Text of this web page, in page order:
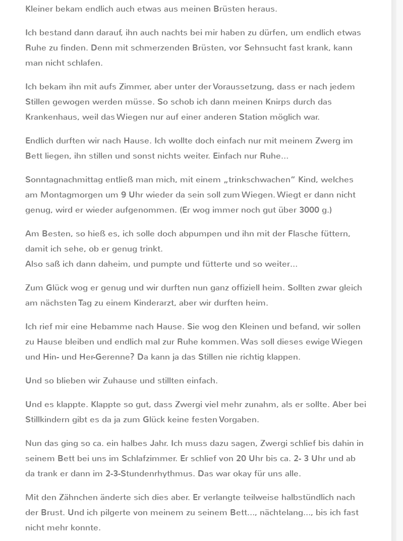
Kleiner bekam endlich auch etwas aus meinen Brüsten heraus.
Ich bestand dann darauf, ihn auch nachts bei mir haben zu dürfen, um endlich etwas
Ruhe zu finden. Denn mit schmerzenden Brüsten, vor Sehnsucht fast krank, kann
man nicht schlafen.
Ich bekam ihn mit aufs Zimmer, aber unter der Voraussetzung, dass er nach jedem
Stillen gewogen werden müsse. So schob ich dann meinen Knirps durch das
Krankenhaus, weil das Wiegen nur auf einer anderen Station möglich war.
Endlich durften wir nach Hause. Ich wollte doch einfach nur mit meinem Zwerg im
Bett liegen, ihn stillen und sonst nichts weiter. Einfach nur Ruhe…
Sonntagnachmittag entließ man mich, mit einem „trinkschwachen“ Kind, welches
am Montagmorgen um 9 Uhr wieder da sein soll zum Wiegen. Wiegt er dann nicht
genug, wird er wieder aufgenommen. (Er wog immer noch gut über 3000 g.)
Am Besten, so hieß es, ich solle doch abpumpen und ihn mit der Flasche füttern,
damit ich sehe, ob er genug trinkt.
Also saß ich dann daheim, und pumpte und fütterte und so weiter…
Zum Glück wog er genug und wir durften nun ganz offiziell heim. Sollten zwar gleich
am nächsten Tag zu einem Kinderarzt, aber wir durften heim.
Ich rief mir eine Hebamme nach Hause. Sie wog den Kleinen und befand, wir sollen
zu Hause bleiben und endlich mal zur Ruhe kommen. Was soll dieses ewige Wiegen
und Hin- und Her-Gerenne? Da kann ja das Stillen nie richtig klappen.
Und so blieben wir Zuhause und stillten einfach.
Und es klappte. Klappte so gut, dass Zwergi viel mehr zunahm, als er sollte. Aber bei
Stillkindern gibt es da ja zum Glück keine festen Vorgaben.
Nun das ging so ca. ein halbes Jahr. Ich muss dazu sagen, Zwergi schlief bis dahin in
seinem Bett bei uns im Schlafzimmer. Er schlief von 20 Uhr bis ca. 2- 3 Uhr und ab
da trank er dann im 2-3-Stundenrhythmus. Das war okay für uns alle.
Mit den Zähnchen änderte sich dies aber. Er verlangte teilweise halbstündlich nach
der Brust. Und ich pilgerte von meinem zu seinem Bett…, nächtelang…, bis ich fast
nicht mehr konnte.